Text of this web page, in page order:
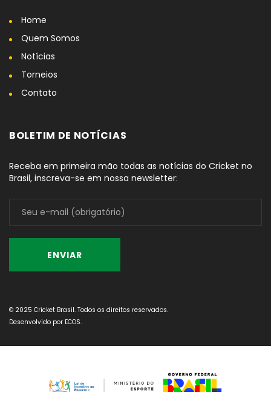
Home
Quem Somos
Notícias
Torneios
Contato
BOLETIM DE NOTÍCIAS
Receba em primeira mão todas as notícias do Cricket no
Brasil, inscreva-se em nossa newsletter:
© 2025 Cricket Brasil. Todos os direitos reservados.
Desenvolvido por ECOS.